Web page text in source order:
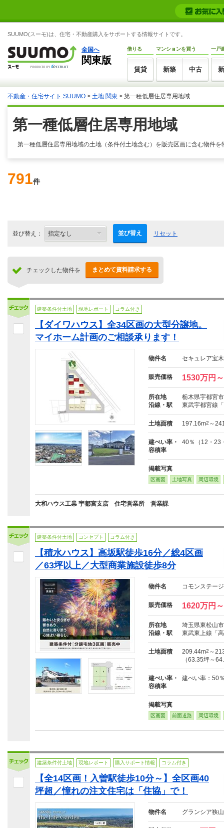
SUUMO(スーモ)は、住宅・不動産購入をサポートする情報サイトです。
全国へ
関東版
借りる
賃貸
マンションを買う
新築 中古
一戸
不動産・住宅サイト SUUMO > 土地 関東 > 第一種低層住居専用地域
第一種低層住居専用地域
第一種低層住居専用地域の土地（条件付土地含む）を販売区画に含む物件を
791件
並び替え： 並び替え リセット
チェックした物件を まとめて資料請求する
建築条件付土地 現地レポート コラム付き
【ダイワハウス】全34区画の大型分譲地。
マイホーム計画のご相談承ります！
物件名 セキュレア宝
販売価格 1530万円
所在地
栃木県宇都宮
沿線・駅
東武宇都宮線
土地面積 197.16m2 ～
建ぺい率・
容積率
40％（12・23
掲載写真
区画図 土地写真 周辺環境
大和ハウス工業 宇都宮支店 住宅営業所 営業課
建築条件付土地 コンセプト コラム付き
【積水ハウス】高坂駅徒歩16分／総4区画
／63坪以上／大型商業施設徒歩8分
物件名 コモンステー
販売価格 1620万円
所在地
埼玉県東松山
沿線・駅
東武東上線「
土地面積 209.44m2 ～
（63.35坪～
建ぺい率・
容積率
建ぺい率：50
掲載写真
区画図 前面道路 周辺環境
建築条件付土地 現地レポート 購入サポート情報 コラム付き
【全14区画！入曽駅徒歩10分～】全区画40
坪超／憧れの注文住宅は「住協」で！
物件名 グランシア狭